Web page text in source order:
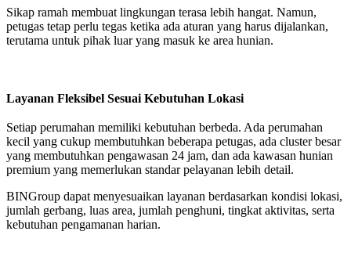
Sikap ramah membuat lingkungan terasa lebih hangat. Namun,
petugas tetap perlu tegas ketika ada aturan yang harus dijalankan,
terutama untuk pihak luar yang masuk ke area hunian.
Layanan Fleksibel Sesuai Kebutuhan Lokasi
Setiap perumahan memiliki kebutuhan berbeda. Ada perumahan
kecil yang cukup membutuhkan beberapa petugas, ada cluster besar
yang membutuhkan pengawasan 24 jam, dan ada kawasan hunian
premium yang memerlukan standar pelayanan lebih detail.
BINGroup dapat menyesuaikan layanan berdasarkan kondisi lokasi,
jumlah gerbang, luas area, jumlah penghuni, tingkat aktivitas, serta
kebutuhan pengamanan harian.